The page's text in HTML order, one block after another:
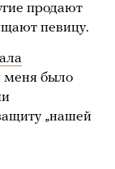
продают
певицу.
меня было
„нашей